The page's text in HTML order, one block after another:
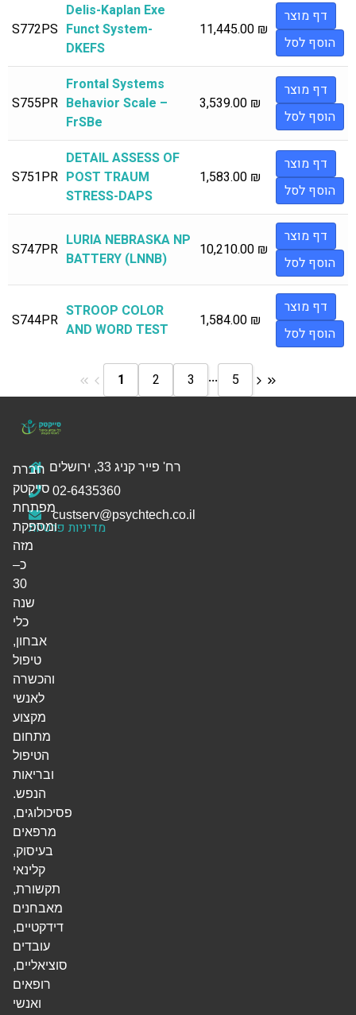
S772PS
Delis-Kaplan Exe
Funct System-
DKEFS
11,445.00 ₪
דף מוצר
הוסף לסל
S755PR
Frontal Systems
Behavior Scale –
FrSBe
3,539.00 ₪
דף מוצר
הוסף לסל
S751PR
DETAIL ASSESS OF
POST TRAUM
STRESS-DAPS
1,583.00 ₪
דף מוצר
הוסף לסל
S747PR LURIA NEBRASKA NP
BATTERY (LNNB)
10,210.00 ₪
דף מוצר
הוסף לסל
S744PR STROOP COLOR
AND WORD TEST
1,584.00 ₪
דף מוצר
הוסף לסל
1 2 3 ... 5
רח' פייר קניג 33, ירושלים
02-6435360
custserv@psychtech.co.il
מדיניות פרטיות
חברת
סייקטק
מפתחת
ומספקת
מזה
כ–
30
שנה
כלי
אבחון,
טיפול
והכשרה
לאנשי
מקצוע
מתחום
הטיפול
ובריאות
הנפש.
פסיכולוגים,
מרפאים
בעיסוק,
קלינאי
תקשורת,
מאבחנים
דידקטיים,
עובדים
סוציאליים,
רופאים
ואנשי